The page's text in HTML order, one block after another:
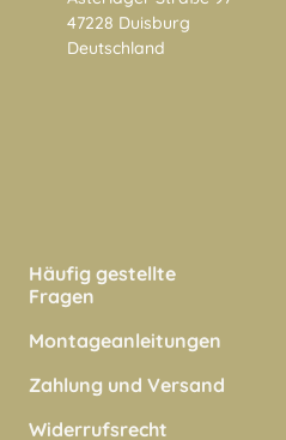
47228 Duisburg
Deutschland
Häufig gestellte
Fragen
Montageanleitungen
Zahlung und Versand
Widerrufsrecht